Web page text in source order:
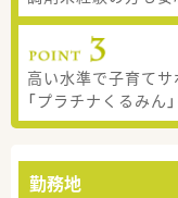
高い水準で子育て
「プラチナくるみん
勤務地